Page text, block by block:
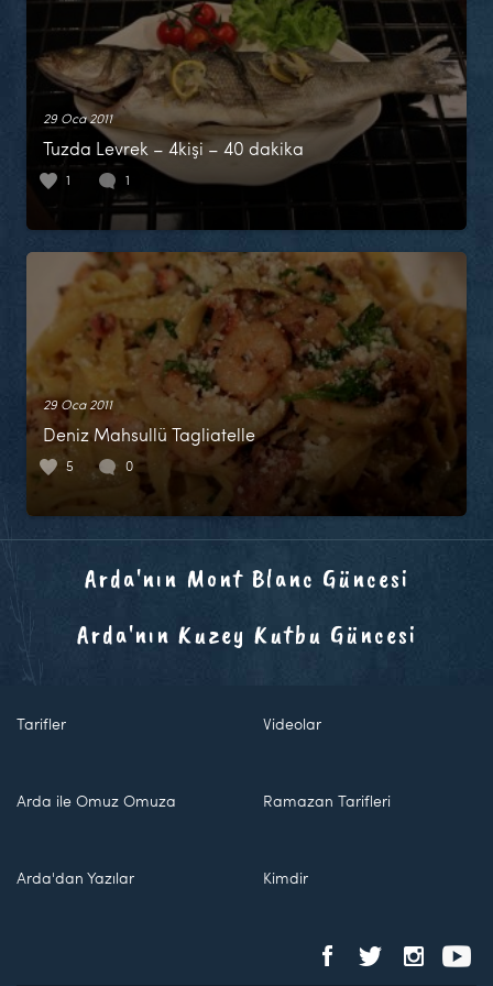
29 Oca 2011
Tuzda Levrek – 4kişi – 40 dakika
1 1
29 Oca 2011
Deniz Mahsullü Tagliatelle
5 0
Arda'nın Mont Blanc Güncesi
Arda'nın Kuzey Kutbu Güncesi
Tarifler Videolar
Arda ile Omuz Omuza Ramazan Tarifleri
Arda'dan Yazılar Kimdir